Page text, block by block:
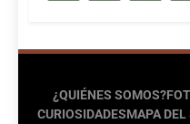
¿QUIÉNES SOMOS?
CURIOSIDADESMAPA DEL